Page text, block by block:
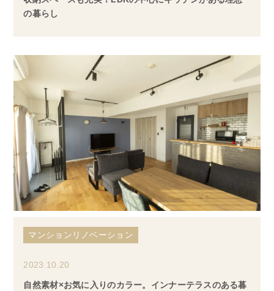
の暮らし
マンションリノベーション
2023.10.20
自然素材×お気に入りのカラー。インナーテラスのある暮